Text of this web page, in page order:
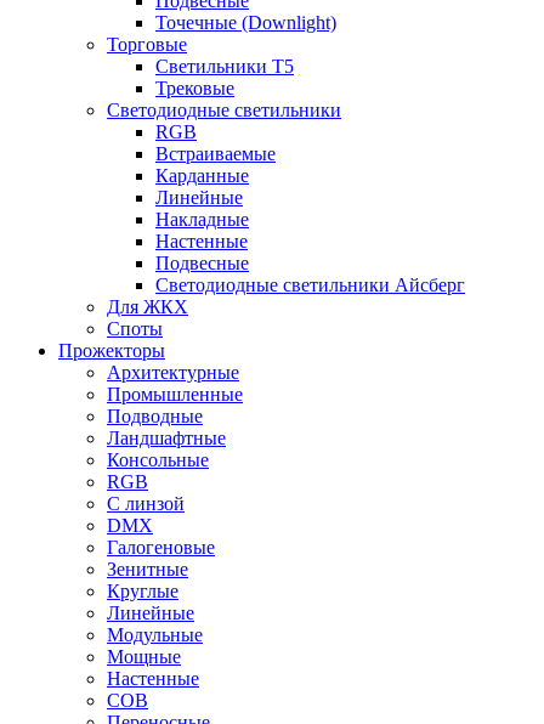
Точечные (Downlight)
Торговые
Светильники Т5
Трековые
Светодиодные светильники
RGB
Встраиваемые
Карданные
Линейные
Накладные
Настенные
Подвесные
Светодиодные светильники Айсберг
Для ЖКХ
Споты
Прожекторы
Архитектурные
Промышленные
Подводные
Ландшафтные
Консольные
RGB
С линзой
DMX
Галогеновые
Зенитные
Круглые
Линейные
Модульные
Мощные
Настенные
COB